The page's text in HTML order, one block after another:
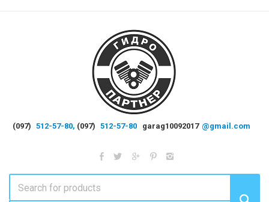
(097) 512-57-80, (097) 512-57-80 garag10092017 @gmail.com